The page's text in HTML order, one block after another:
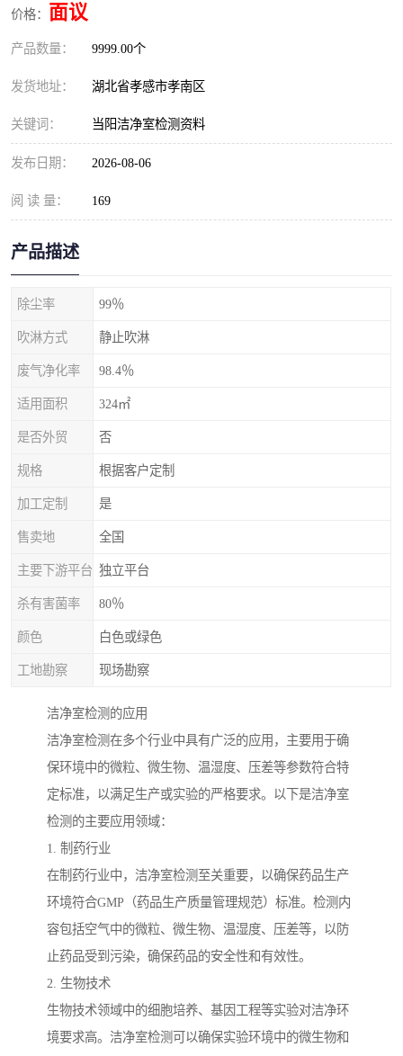
价格： 面议
产品数量： 9999.00个
发货地址： 湖北省孝感市孝南区
关键词： 当阳洁净室检测资料
发布日期： 2026-08-06
阅 读 量： 169
产品描述
除尘率 99％
吹淋方式 静止吹淋
废气净化率 98.4％
适用面积 324㎡
是否外贸 否
规格 根据客户定制
加工定制 是
售卖地 全国
主要下游平台 独立平台
杀有害菌率 80％
颜色 白色或绿色
工地勘察 现场勘察
洁净室检测的应用
洁净室检测在多个行业中具有广泛的应用，主要用于确
保环境中的微粒、微生物、温湿度、压差等参数符合特
定标准，以满足生产或实验的严格要求。以下是洁净室
检测的主要应用领域：
1. 制药行业
在制药行业中，洁净室检测至关重要，以确保药品生产
环境符合GMP（药品生产质量管理规范）标准。检测内
容包括空气中的微粒、微生物、温湿度、压差等，以防
止药品受到污染，确保药品的安全性和有效性。
2. 生物技术
生物技术领域中的细胞培养、基因工程等实验对洁净环
境要求高。洁净室检测可以确保实验环境中的微生物和